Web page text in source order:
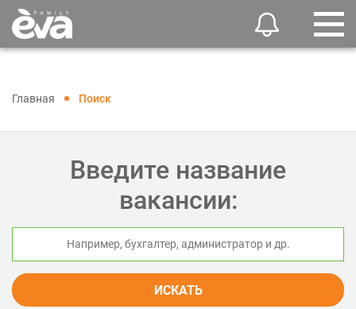
Главная Поиск
Введите название
вакансии:
ИСКАТЬ